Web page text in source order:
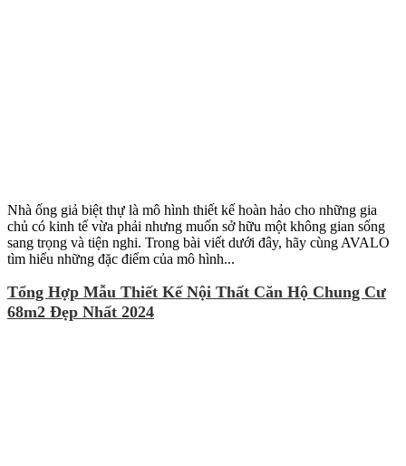
Nhà ống giả biệt thự là mô hình thiết kế hoàn hảo cho những gia
chủ có kinh tế vừa phải nhưng muốn sở hữu một không gian sống
sang trọng và tiện nghi. Trong bài viết dưới đây, hãy cùng AVALO
tìm hiểu những đặc điểm của mô hình...
Tổng Hợp Mẫu Thiết Kế Nội Thất Căn Hộ Chung Cư
68m2 Đẹp Nhất 2024